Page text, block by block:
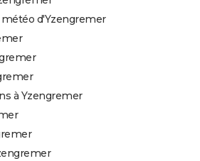
d'Yzengremer
à Yzengremer